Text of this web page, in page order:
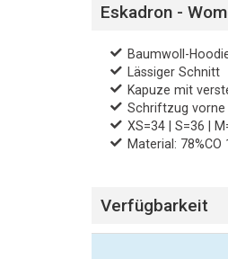
Eskadron -
Baumwoll-
Lässiger Schnitt
Kapuze mit
Schriftzug
XS=34 | S=36 |
Material: 78%CO
Verfügbarkeit